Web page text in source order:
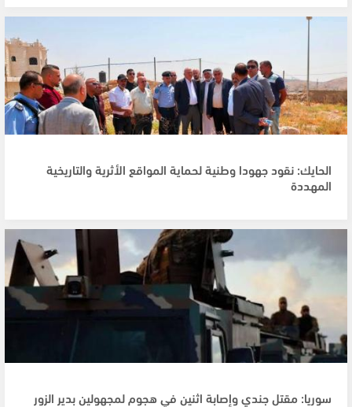
الحايك: نقود جهودا وطنية لحماية المواقع الأثرية والتاريخية
المهددة
سوريا: مقتل جندي وإصابة اثنين في هجوم لمجهولين بدير الزور